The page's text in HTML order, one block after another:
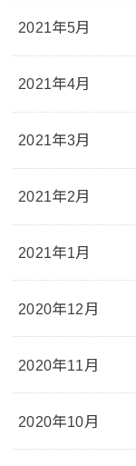
2021年5月
2021年4月
2021年3月
2021年2月
2021年1月
2020年12月
2020年11月
2020年10月